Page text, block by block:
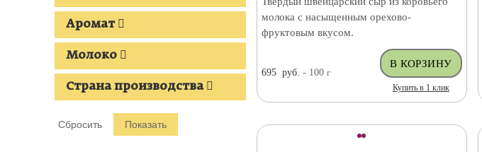
Тет де Муан (
Реблошон (
С трюфелем (4)
Дорблю (2)
Раклет (2)
Аромат
Молоко
Страна производства
молока с насыщенным орехово-
фруктовым вкусом.
695 руб. - 100 г
Купить в 1 клик